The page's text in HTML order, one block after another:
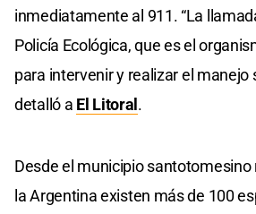
inmediatamente al 911. “La
Policía Ecológica, que es el
para intervenir y realizar el manejo
detalló a El Litoral.
Desde el municipio santotomesino
la Argentina existen más de 100